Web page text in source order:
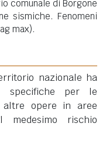
comunale di Borgone
sismiche. Fenomeni
max).
nazionale ha
specifiche per le
opere in aree
medesimo rischio